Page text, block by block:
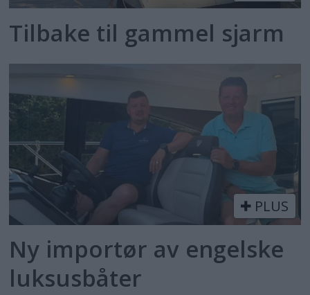
Tilbake til gammel sjarm
PLUS
Ny importør av engelske
luksusbåter